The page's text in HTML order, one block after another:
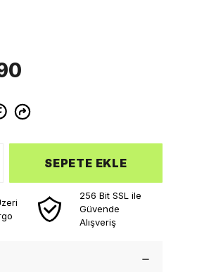
SEPETE EKLE
256 Bit SSL ile
Güvende
Alışveriş